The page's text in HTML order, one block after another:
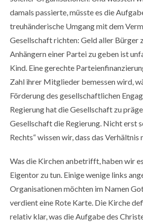
damals passierte, müsste es die
treuhänderische Umgang mit dem
Gesellschaft richten: Geld aller Bürger
Anhängern einer Partei zu geben ist
Kind. Eine gerechte
Zahl ihrer Mitglieder bemessen wird,
Förderung des gesellschaftlichen
Regierung hat die Gesellschaft zu
Gesellschaft die Regierung. Nicht erst
Rechts“ wissen wir, dass das
Was die Kirchen anbetrifft, haben wir
Eigentor zu tun. Einige wenige links
Organisationen möchten im Namen
verdient eine Rote Karte. Die Kirche
relativ klar, was die Aufgabe des